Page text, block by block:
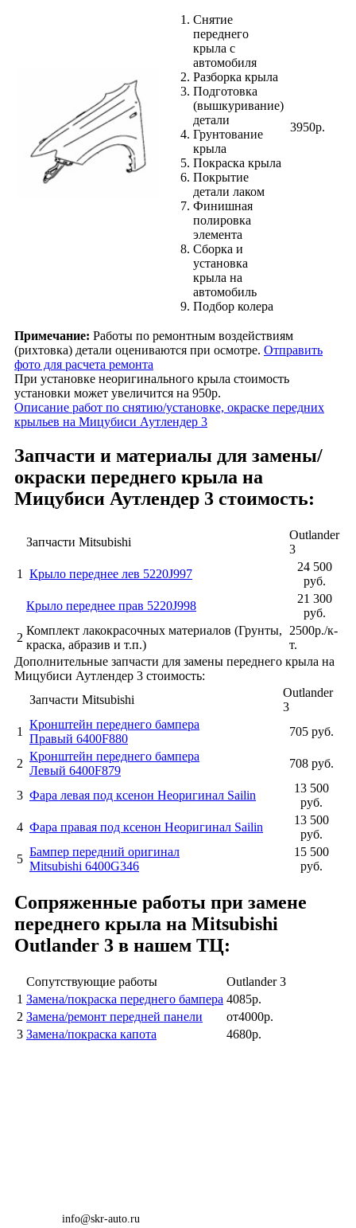
Снятие
переднего
крыла с
автомобиля
Разборка крыла
Подготовка
(вышкуривание)
детали
Грунтование
крыла
Покраска крыла
Покрытие
детали лаком
Финишная
полировка
элемента
Сборка и
установка
крыла на
автомобиль
Подбор колера
3950р.
Примечание: Работы по ремонтным воздействиям
(рихтовка) детали оцениваются при осмотре. Отправить
фото для расчета ремонта
При установке неоригинального крыла стоимость
установки может увеличится на 950р.
Описание работ по снятию/установке, окраске передних
крыльев на Мицубиси Аутлендер 3
Запчасти и материалы для замены/
окраски переднего крыла на
Мицубиси Аутлендер 3 стоимость:
Запчасти Mitsubishi
Outlander
3
1
Крыло переднее лев 5220J997
24 500
руб.
Крыло переднее прав 5220J998
21 300
руб.
2
Комплект лакокрасочных материалов (Грунты,
краска, абразив и т.п.)
2500р./к-
т.
Дополнительные запчасти для замены переднего крыла на
Мицубиси Аутлендер 3 стоимость:
Запчасти Mitsubishi
Outlander
3
1
Кронштейн переднего бампера
Правый 6400F880
705 руб.
2
Кронштейн переднего бампера
Левый 6400F879
708 руб.
3 Фара левая под ксенон Неоригинал Sailin
13 500
руб.
4 Фара правая под ксенон Неоригинал Sailin
13 500
руб.
5
Бампер передний оригинал
Mitsubishi 6400G346
15 500
руб.
Сопряженные работы при замене
переднего крыла на Mitsubishi
Outlander 3 в нашем TЦ:
Сопутствующие работы
Outlander 3
1 Замена/покраска переднего бампера 4085р.
2 Замена/ремонт передней панели
от4000р.
3 Замена/покраска капота 4680р.
info@skr-auto.ru